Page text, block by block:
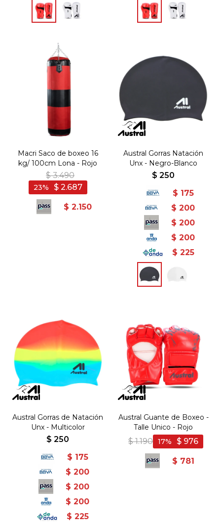
Macri Saco de boxeo 16
kg/ 100cm Lona - Rojo
$ 3.490
$ 2.687
23
$ 2.150
Austral Gorras Natación
Unx - Negro-Blanco
$ 250
$ 175
$ 200
$ 200
$ 200
$ 225
Austral Gorras de Natación
Unx - Multicolor
$ 250
$ 175
$ 200
$ 200
$ 200
$ 225
Austral Guante de Boxeo -
Talle Unico - Rojo
$ 1.190 $ 976
17
$ 781